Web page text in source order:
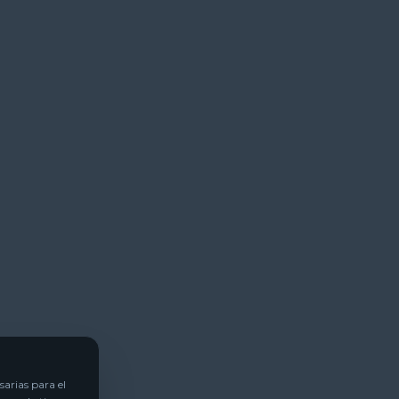
para el